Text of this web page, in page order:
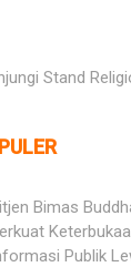
Stand
Bimas
Publik